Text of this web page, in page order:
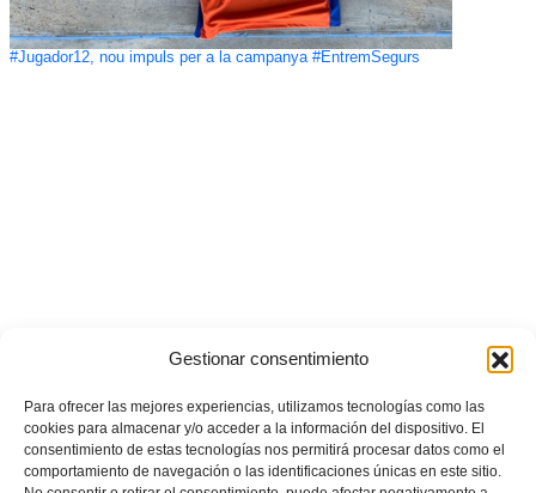
Gestionar consentimiento
Para ofrecer las mejores experiencias, utilizamos tecnologías como las
cookies para almacenar y/o acceder a la información del dispositivo. El
consentimiento de estas tecnologías nos permitirá procesar datos como el
comportamiento de navegación o las identificaciones únicas en este sitio.
#Jugador12, nou impuls per a la campanya #EntremSegurs